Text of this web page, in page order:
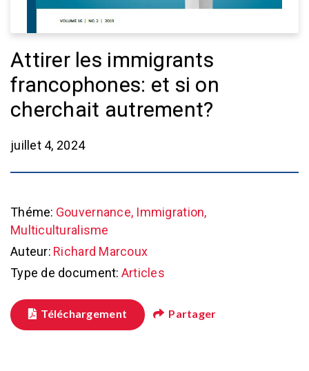
Attirer les immigrants
francophones: et si on
cherchait autrement?
juillet 4, 2024
Théme: Gouvernance, Immigration,
Multiculturalisme
Auteur: Richard Marcoux
Type de document: Articles
Téléchargement Partager